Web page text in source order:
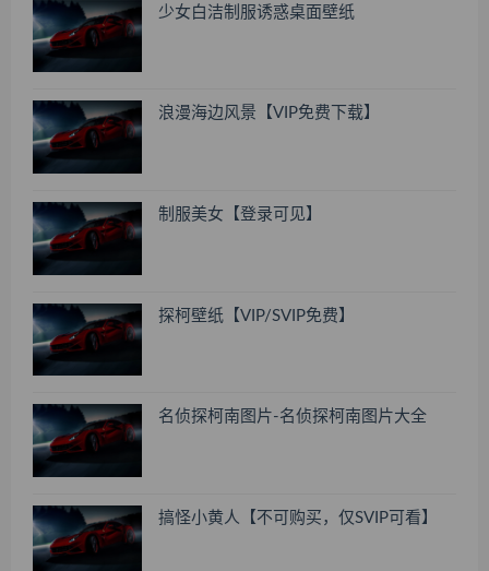
少女白洁制服诱惑桌面壁纸
浪漫海边风景【VIP免费下载】
制服美女【登录可见】
探柯壁纸【VIP/SVIP免费】
名侦探柯南图片-名侦探柯南图片大全
搞怪小黄人【不可购买，仅SVIP可看】